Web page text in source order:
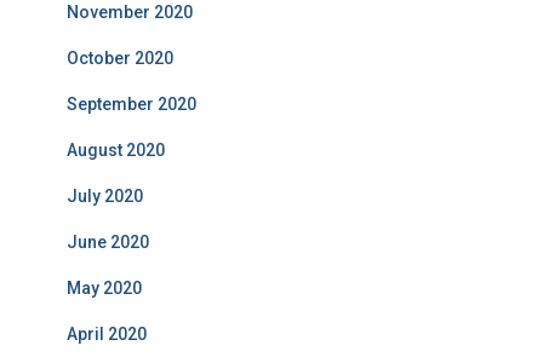
November 2020
October 2020
September 2020
August 2020
July 2020
June 2020
May 2020
April 2020